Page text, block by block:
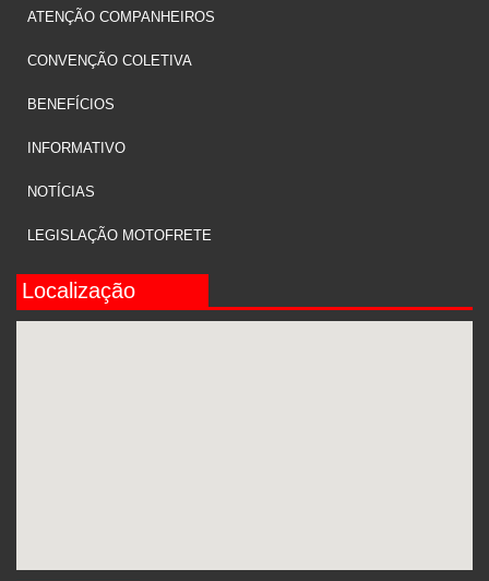
ATENÇÃO COMPANHEIROS
CONVENÇÃO COLETIVA
BENEFÍCIOS
INFORMATIVO
NOTÍCIAS
LEGISLAÇÃO MOTOFRETE
Localização